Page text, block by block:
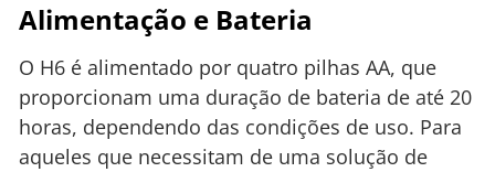
Alimentação e Bateria
O H6 é alimentado por quatro pilhas AA, que
proporcionam uma duração de bateria de até 20
horas, dependendo das condições de uso. Para
aqueles que necessitam de uma solução de